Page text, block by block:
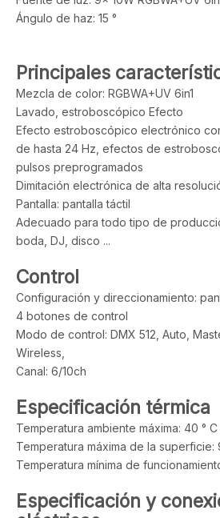
Ángulo de haz: 15 °
Principales
Mezcla de color: RGBWA+UV 6in1
Lavado, estroboscópico Efecto
Efecto estroboscópico electrónico
de hasta 24 Hz, efectos de
pulsos preprogramados
Dimitación electrónica de alta
Pantalla: pantalla táctil
Adecuado para todo tipo de
boda, DJ, disco ...
Control
Configuración y direccionamiento:
4 botones de control
Modo de control: DMX 512, Auto,
Wireless,
Canal: 6/10ch
Especificación térmica
Temperatura ambiente máxima: 40 °
Temperatura máxima de la superficie:
Temperatura mínima de
Especificación y